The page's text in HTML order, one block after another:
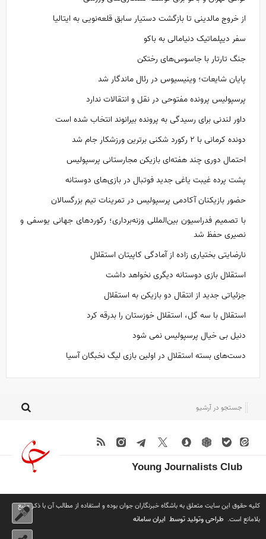
از خروج مالدینی تا بازگشت دستیار سابق قلعه‌نویی به ایتالیا
سفر دیپلماتیک دنیامالی به باکو
جنگ تارتار با جاسوس‌های رختکن
پایان شایعات؛ وینیسیوس در رئال ماندگار شد
پرسپولیس پرونده مفتوحی در نقل و انتقالات ندارد
داور لندنی برای رسیدگی به پرونده بیرانوند انتخاب شده است
دونده کرمانی با ۲ رکورد شکنی برترین ورزشکار جام شد
احتمال دوری چند هفته‌ای بازیکن مجارستانی پرسپولیس
پشت پرده غیبت یاغی جدید فوتبال در بازی‌های دوستانه
حضور بازیکنان آکادمی پرسپولیس در تمرینات تیم بزرگسالان
با تصمیم فدراسیون بین‌المللی وزنه‌برداری؛ رکورد‌های جهانی یوسفی و
نصیری حفظ شد
نارضایتی بختیاری زاده از آمادگی کاپیتان استقلال
استقلال بازی دوستانه دیگری نخواهد داشت
جزئیاتی جدید از انتقال دو بازیکن به استقلال
استقلال با سه گل، استقلال خوزستان را بدرقه کرد
دنیل بی خیال پرسپولیس نمی شود
دست‌های بسته استقلال در اولین بازی لیگ نخبگان آسیا
Young Journalists Club
کلیه حقوق این سایت متعلق به باشگاه خبرنگاران جوان بوده و استفاده از مطالب آن با ذکر منبع
بلامانع است. طراحی وتولید توسط ایران سامانه